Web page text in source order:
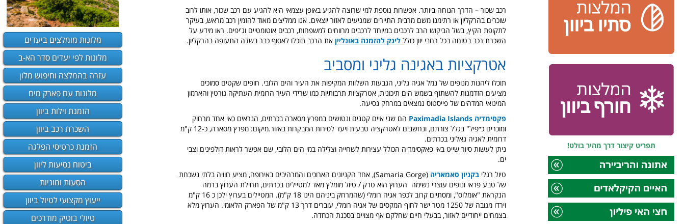
תפריט קיצור דרך מהיר בולט!
רכב שכור – הדרך הנוחה ביותר. אפשרות נוספת למי שרוצה להגיע באופן עצמאי היא להגיע עם רכב שכור, אותו לרוב
שוכרים בהרקליון או רתימנו משם מרבית התיירים שמגיעים לאזור יוצאים. אנו ממליצים מאוד להזמין רכב מראש, בעיקר
לתקופת הקיץ, בשל הביקוש הרב לרכבים במיוחד לרכבים מרווחים למשפחות, רכבים אוטומטיים וג'יפים. ראו מידע על
השכרת רכב בטוחה בכל רחבי יוון כולל לינק להזמנה באונליין את הרכב תוכלו לאסוף כבר בשדה התעופה בהרקליון.
אטרקציות באגינה גליני ומסביב
תוכלו ליהנות מנופים של נמל אגיה גליני, הגבעות השלוות המקיפות את העיר והים הלובי. חופים שקטים סמוכים
מציעים הזדמנות להשתזף בשמש הים תיכונית, אטרקציות תרבותיות כמו שרידי העיר הרומית העתיקה גורטין והארמון
המינואי המדהים של פייסטוס נמצאים במרחק נסיעה.
פקסימדיה Paximadia Islands
הם שני איים קטנים ונטושים במפרץ מסארה בכרתים, הנראים כאי אחד מרחוק
ומוכרים כ״פיל" בגלל צורתם, ונחשבים לאטרקציה טבעית ויעד לסירות המבקרות באזור.מיקום: מפרץ מסארה, כ-12 ק"מ
דרומית לאגיה גאליני בכרתים.
ניתן לעשות סיור שייט באי פאקסימדיה הכולל עצירות לשחייה וצלילה במי הים הלובי, שם אפשר לראות דולפינים וצבי
ים.
טיול רגלי בקניון סאמאריה
(Samaria Gorge), אחד הקניונים הארוכים והמרהיבים באירופה, מציע חוויה בלתי נשכחת
של טבע פראי ונופים עוצרי נשימה הערוץ הוא טרק / טיול מומלץ מאד למטיילים בכרתים, תחילת הערוץ ברמה
הנקראת "אומלוס", ומסתיים קרוב לכפר אגיה רומלי (שהמרחק ביניהם הינו 18 ק"מ). המטיילים בערוץ ילכן כ 16 ק"מ
וירדו מגובה של 1250 מטר ישר לחוף המקסים של אגיה רומלי, עוברים דרך 13 ק"מ של הפארק הלאומי. הערוץ מלא
בצמחים ייחודיים לאזור, בבעלי חיים שחלקם אף מצויים בסכנת הכחדה.
מלונות מומלצים ביעדים
מלונות לפי יעדים סדר הא-ב
עזרה בהמלצה וחיפוש מלון
מלונות עם פארק מים
הזמנת וילות ביוון
השכרת רכב ביוון
הזמנת כרטיסי הפלגה
ביטוח נסיעות ליוון
הסעות ומוניות
ייעוץ מקצועי לטיול ביוון
טיולי בוטיק מודרכים